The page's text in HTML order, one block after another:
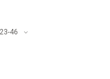
46